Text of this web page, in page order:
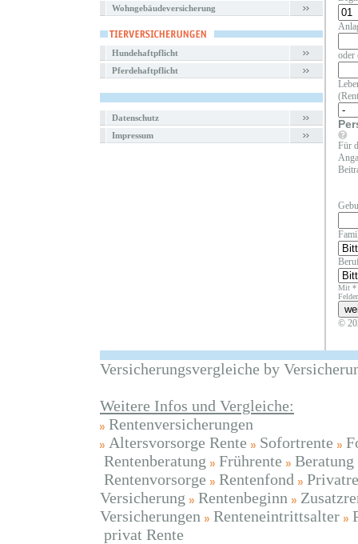
Wohngebäudeversicherung
Hundehaftpflicht
Pferdehaftpflicht
Datenschutz
Impressum
oder
Für
Mit *
©
Versicherungsvergleiche by
Weitere Infos und Vergleiche:
Rentenversicherungen
Altersvorsorge Rente
Sofortrente
Rentenberatung
Frührente
Beratung
Rentenvorsorge
Rentenfond
Versicherung
Rentenbeginn
Versicherungen
Renteneintrittsalter
privat Rente